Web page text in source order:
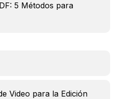
5 Métodos para
Video para la Edición